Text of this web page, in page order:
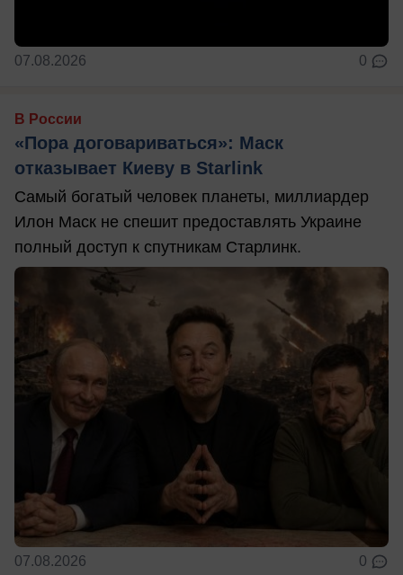
07.08.2026 0
В России
«Пора договариваться»: Маск
отказывает Киеву в Starlink
Самый богатый человек планеты, миллиардер
Илон Маск не спешит предоставлять Украине
полный доступ к спутникам Старлинк.
07.08.2026 0